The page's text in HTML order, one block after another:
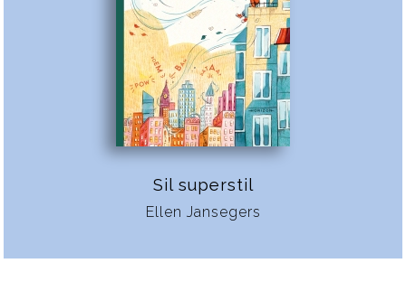
Sil superstil
Ellen Jansegers